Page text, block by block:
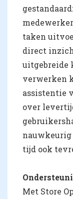
taken
direct
uitgebreide
verwerken
assistentie
over
nauwkeurig
tijd ook
Met Store